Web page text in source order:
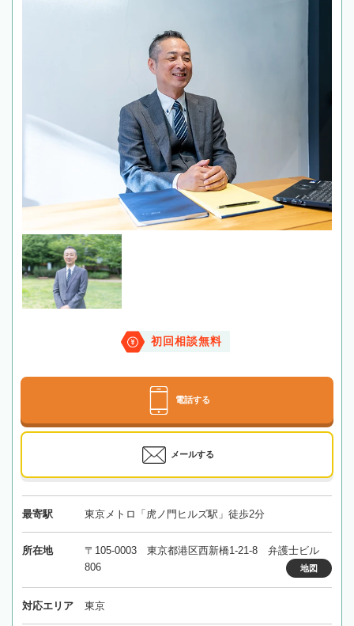
初回相談無料
電話する
メールする
最寄駅 東京メトロ「虎ノ門ヒルズ駅」徒歩2分
所在地
〒105-0003 東京都港区西新橋1-21-8 弁護士ビル
806
地図
対応エリア 東京